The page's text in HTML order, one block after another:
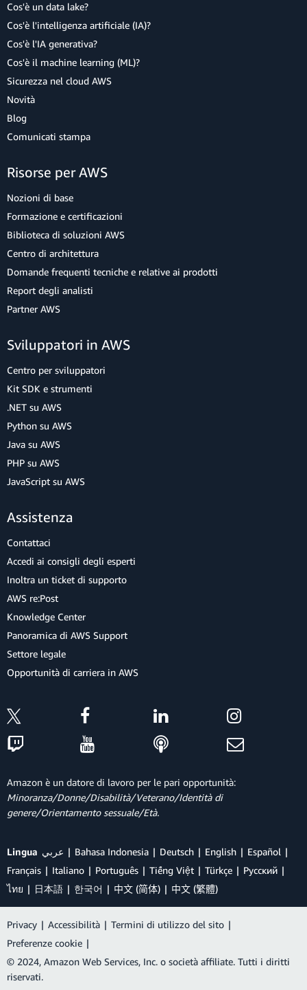
Cos'è un data lake?
Cos'è l'intelligenza artificiale (IA)?
Cos'è l'IA generativa?
Cos'è il machine learning (ML)?
Sicurezza nel cloud AWS
Novità
Blog
Comunicati stampa
Risorse per AWS
Nozioni di base
Formazione e certificazioni
Biblioteca di soluzioni AWS
Centro di architettura
Domande frequenti tecniche e relative ai prodotti
Report degli analisti
Partner AWS
Sviluppatori in AWS
Centro per sviluppatori
Kit SDK e strumenti
.NET su AWS
Python su AWS
Java su AWS
PHP su AWS
JavaScript su AWS
Assistenza
Contattaci
Accedi ai consigli degli esperti
Inoltra un ticket di supporto
AWS re:Post
Knowledge Center
Panoramica di AWS Support
Settore legale
Opportunità di carriera in AWS
Amazon è un datore di lavoro per le pari opportunità:
Minoranza/Donne/Disabilità/Veterano/Identità di
genere/Orientamento sessuale/Età.
Lingua عربي Bahasa Indonesia Deutsch English
Español
Français
Italiano Português Tiếng Việt Türkçe
Ρусский
ไทย
日本語 한국어 中文 (简体) 中文 (繁體)
Privacy | Accessibilità | Termini di utilizzo del sito |
Preferenze cookie |
© 2024, Amazon Web Services, Inc. o società affiliate. Tutti i diritti
riservati.